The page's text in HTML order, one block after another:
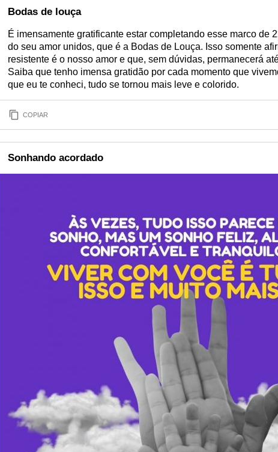
Bodas de louça
É imensamente gratificante estar completando esse marco de
do seu amor unidos, que é a Bodas de Louça. Isso somente
resistente é o nosso amor e que, sem dúvidas, permanecerá
Saiba que tenho imensa gratidão por cada momento que
que eu te conheci, tudo se tornou mais leve e colorido.
COPIAR
Sonhando acordado